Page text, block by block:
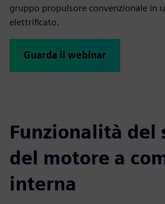
gruppo propulsore convenzionale in
elettrificato.
Guarda il webinar
Funzionalità del
del motore a
interna